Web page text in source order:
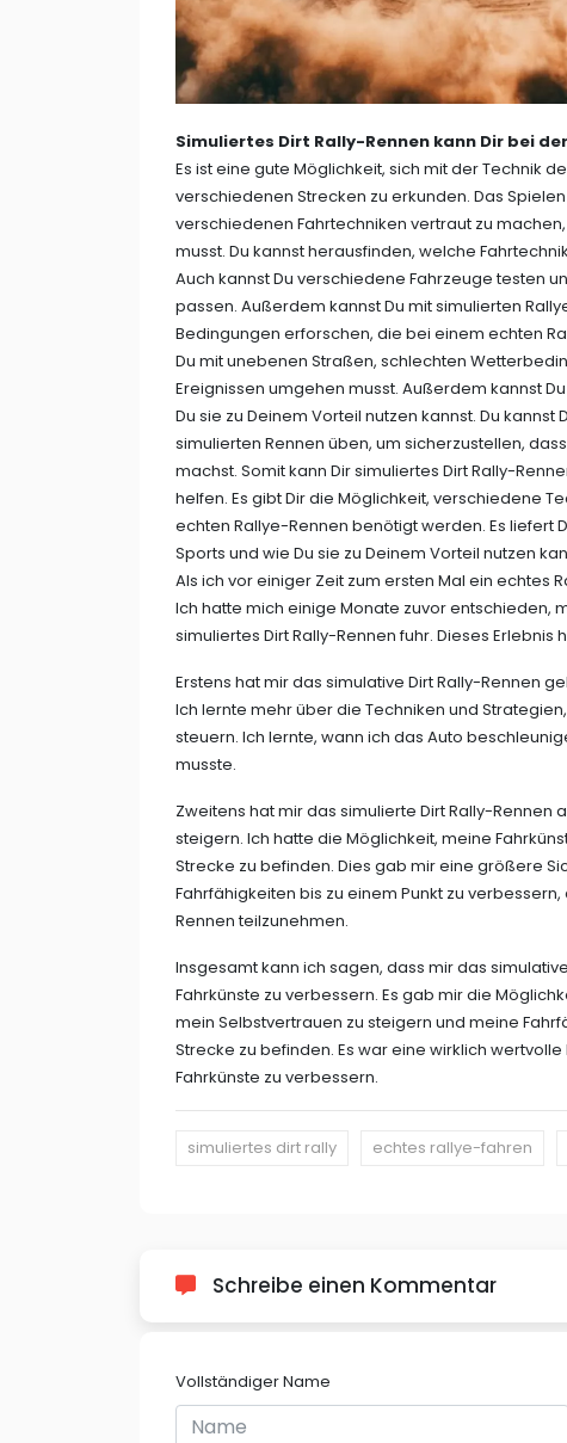
Simuliertes Dirt Rally-Rennen kann Dir bei
Es ist eine gute Möglichkeit, sich mit der Technik
verschiedenen Strecken zu erkunden. Das
verschiedenen Fahrtechniken vertraut zu
musst. Du kannst herausfinden, welche
Auch kannst Du verschiedene Fahrzeuge testen
passen. Außerdem kannst Du mit simulierten
Bedingungen erforschen, die bei einem echten
Du mit unebenen Straßen, schlechten
Ereignissen umgehen musst. Außerdem kannst
Du sie zu Deinem Vorteil nutzen kannst. Du
simulierten Rennen üben, um sicherzustellen,
machst. Somit kann Dir simuliertes Dirt Rally-
helfen. Es gibt Dir die Möglichkeit, verschiedene
echten Rallye-Rennen benötigt werden. Es liefert
Sports und wie Du sie zu Deinem Vorteil nutzen
Als ich vor einiger Zeit zum ersten Mal ein echtes
Ich hatte mich einige Monate zuvor entschieden,
simuliertes Dirt Rally-Rennen fuhr. Dieses
Erstens hat mir das simulative Dirt Rally-Rennen
Ich lernte mehr über die Techniken und
steuern. Ich lernte, wann ich das Auto
musste.
Zweitens hat mir das simulierte Dirt Rally-
steigern. Ich hatte die Möglichkeit, meine
Strecke zu befinden. Dies gab mir eine größere
Fahrfähigkeiten bis zu einem Punkt zu
Rennen teilzunehmen.
Insgesamt kann ich sagen, dass mir das
Fahrkünste zu verbessern. Es gab mir die
mein Selbstvertrauen zu steigern und meine
Strecke zu befinden. Es war eine wirklich
Fahrkünste zu verbessern.
simuliertes dirt rally echtes rallye-fahren
Schreibe einen Kommentar
Vollständiger Name